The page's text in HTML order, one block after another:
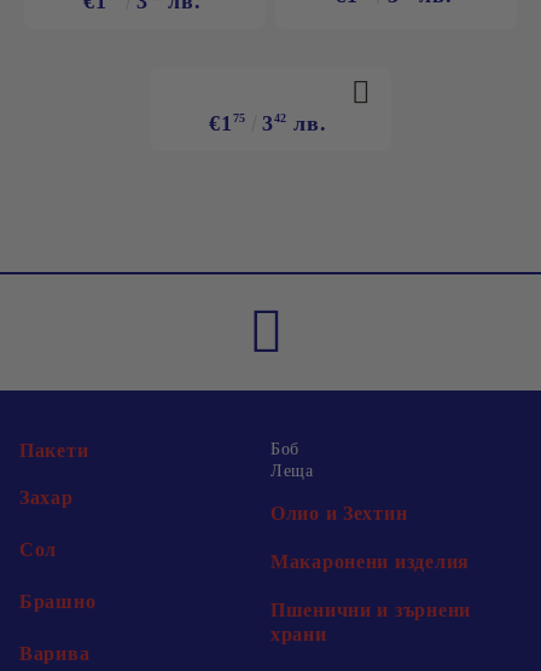
€175 342 лв.
Пакети
Захар
Сол
Брашно
Варива
Боб
Леща
Олио и Зехтин
Макаронени изделия
Пшенични и зърнени
храни